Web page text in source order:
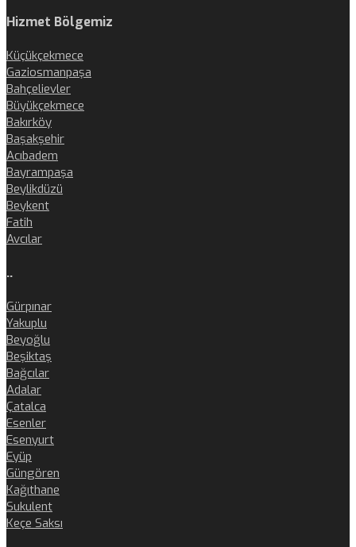
Hizmet Bölgemiz
Küçükçekmece
Gaziosmanpaşa
Bahçelievler
Büyükçekmece
Bakırköy
Başakşehir
Acıbadem
Bayrampaşa
Beylikdüzü
Beykent
Fatih
Avcılar
..
Gürpınar
Yakuplu
Beyoğlu
Beşiktaş
Bağcılar
Adalar
Çatalca
Esenler
Esenyurt
Eyüp
Güngören
Kağıthane
Sukulent
Keçe Saksı